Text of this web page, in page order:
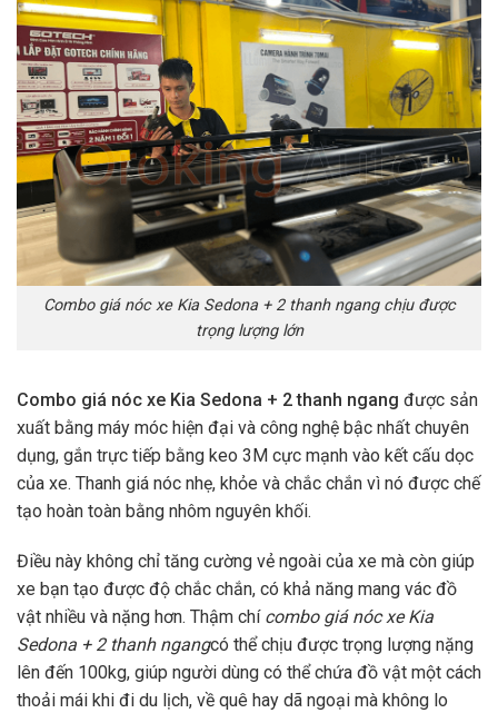
Combo giá nóc xe Kia Sedona + 2 thanh ngang chịu được
trọng lượng lớn
Combo giá nóc xe Kia Sedona + 2 thanh ngang được sản
xuất bằng máy móc hiện đại và công nghệ bậc nhất chuyên
dụng, gắn trực tiếp bằng keo 3M cực mạnh vào kết cấu dọc
của xe. Thanh giá nóc nhẹ, khỏe và chắc chắn vì nó được chế
tạo hoàn toàn bằng nhôm nguyên khối.
Điều này không chỉ tăng cường vẻ ngoài của xe mà còn giúp
xe bạn tạo được độ chắc chắn, có khả năng mang vác đồ
vật nhiều và nặng hơn. Thậm chí combo giá nóc xe Kia
Sedona + 2 thanh ngangcó thể chịu được trọng lượng nặng
lên đến 100kg, giúp người dùng có thể chứa đồ vật một cách
thoải mái khi đi du lịch, về quê hay dã ngoại mà không lo